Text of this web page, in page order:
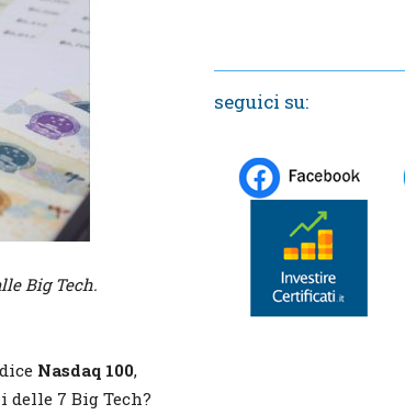
Big Tech.
Nasdaq 100,
7 Big Tech?
seguici su: